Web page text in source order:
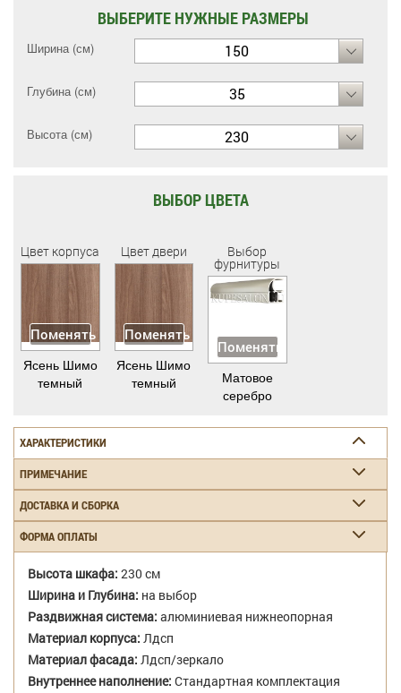
ВЫБЕРИТЕ НУЖНЫЕ РАЗМЕРЫ
Ширина (см) 150
Глубина (см) 35
Высота (см) 230
ВЫБОР ЦВЕТА
Цвет корпуса
Поменять
Ясень Шимо
темный
Цвет двери
Поменять
Ясень Шимо
темный
Выбор
фурнитуры
Поменять
Матовое
серебро
ХАРАКТЕРИСТИКИ
ПРИМЕЧАНИЕ
ДОСТАВКА И СБОРКА
ФОРМА ОПЛАТЫ
Высота шкафа: 230 см
Ширина и Глубина: на выбор
Раздвижная система: алюминиевая нижнеопорная
Материал корпуса: Лдсп
Материал фасада: Лдсп/зеркало
Внутреннее наполнение: Стандартная комплектация